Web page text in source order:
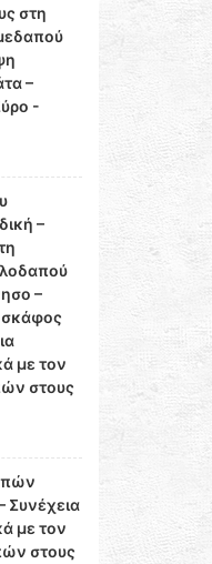
στη
–
-
–
–
με τον
στους
Συνέχεια
με τον
στους